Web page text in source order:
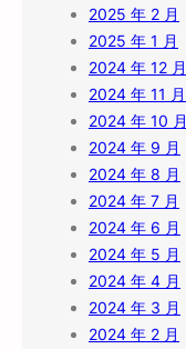
2025 年 2 月
2025 年 1 月
2024 年 12 月
2024 年 11 月
2024 年 10 月
2024 年 9 月
2024 年 8 月
2024 年 7 月
2024 年 6 月
2024 年 5 月
2024 年 4 月
2024 年 3 月
2024 年 2 月